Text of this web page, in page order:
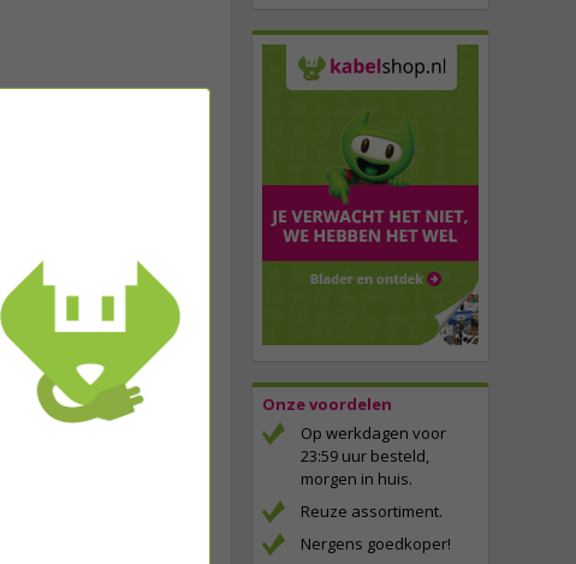
Onze voordelen
Op werkdagen voor
23:59 uur besteld,
morgen in huis.
Reuze assortiment.
Nergens goedkoper!